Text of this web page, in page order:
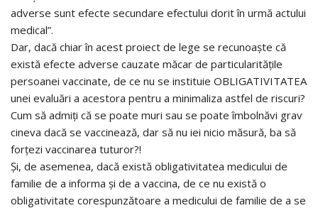
adverse sunt efecte secundare efectului dorit în urmă actului
medical”.
Dar, dacă chiar în acest proiect de lege se recunoaște că
există efecte adverse cauzate măcar de particularitățile
persoanei vaccinate, de ce nu se instituie OBLIGATIVITATEA
unei evaluări a acestora pentru a minimaliza astfel de riscuri?
Cum să admiți că se poate muri sau se poate îmbolnăvi grav
cineva dacă se vaccinează, dar să nu iei nicio măsură, ba să
forțezi vaccinarea tuturor?!
Și, de asemenea, dacă există obligativitatea medicului de
familie de a informa și de a vaccina, de ce nu există o
obligativitate corespunzătoare a medicului de familie de a se